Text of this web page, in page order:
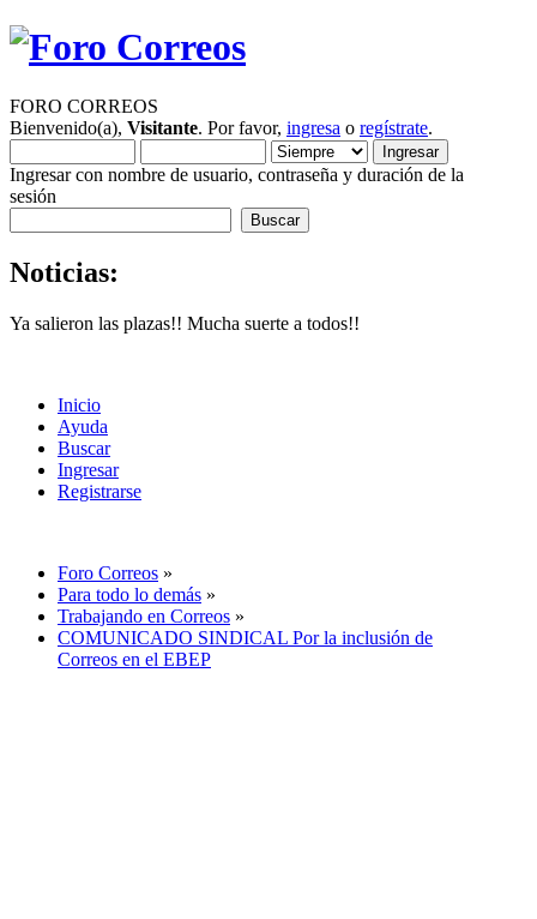
FORO CORREOS
Bienvenido(a), Visitante. Por favor, ingresa o regístrate.
Ingresar con nombre de usuario, contraseña y duración de la
sesión
Noticias:
Ya salieron las plazas!! Mucha suerte a todos!!
Inicio
Ayuda
Buscar
Ingresar
Registrarse
Foro Correos »
Para todo lo demás »
Trabajando en Correos »
COMUNICADO SINDICAL Por la inclusión de
Correos en el EBEP